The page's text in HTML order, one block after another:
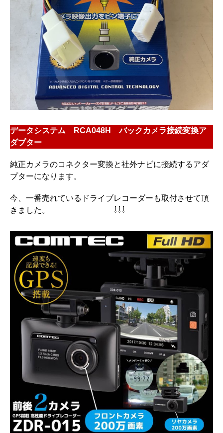
データシステム RCA048H バックカメラ接続変換ア
ダプター
純正カメラのコネクター変換と社外ナビに接続するアダ
プターになります。
今、一番売れているドライブレコーダーも取付させて頂
きました。 ⇩⇩⇩